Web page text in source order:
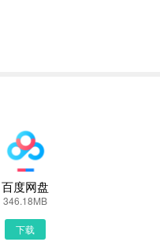
端直接访问网页下载也是
关信息下载网站，当然推荐
百度网盘
346.18MB
下载